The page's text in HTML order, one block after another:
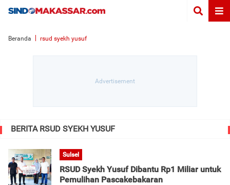
Beranda rsud syekh yusuf
BERITA RSUD SYEKH YUSUF
Sulsel
RSUD Syekh Yusuf Dibantu Rp1 Miliar untuk
Pemulihan Pascakebakaran